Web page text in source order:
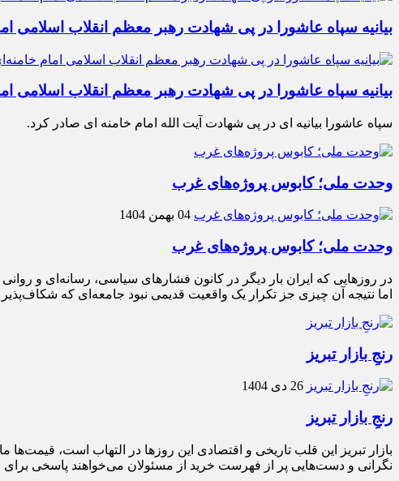
بیانیه سپاه عاشورا در پی شهادت رهبر معظم انقلاب اسلامی
بیانیه سپاه عاشورا در پی شهادت رهبر معظم انقلاب اسلامی
سپاه عاشورا بیانیه ای در پی شهادت آیت الله امام خامنه ای صادر کرد.
وحدت ملی؛ کابوس پروژه‌های غرب
04 بهمن 1404
وحدت ملی؛ کابوس پروژه‌های غرب
در روزهایی که ایران بار دیگر در کانون فشارهای سیاسی، رسانه‌ای و
اما نتیجه آن چیزی جز تکرار یک واقعیت قدیمی نبود جامعه‌ای که
رنجِ بازار تبریز
26 دی 1404
رنجِ بازار تبریز
بازار تبریز این قلب تاریخی و اقتصادی این روزها در التهاب است،
نگرانی و دست‌هایی پر از فهرست خرید از مسئولان می‌خواهند پاسخی برای